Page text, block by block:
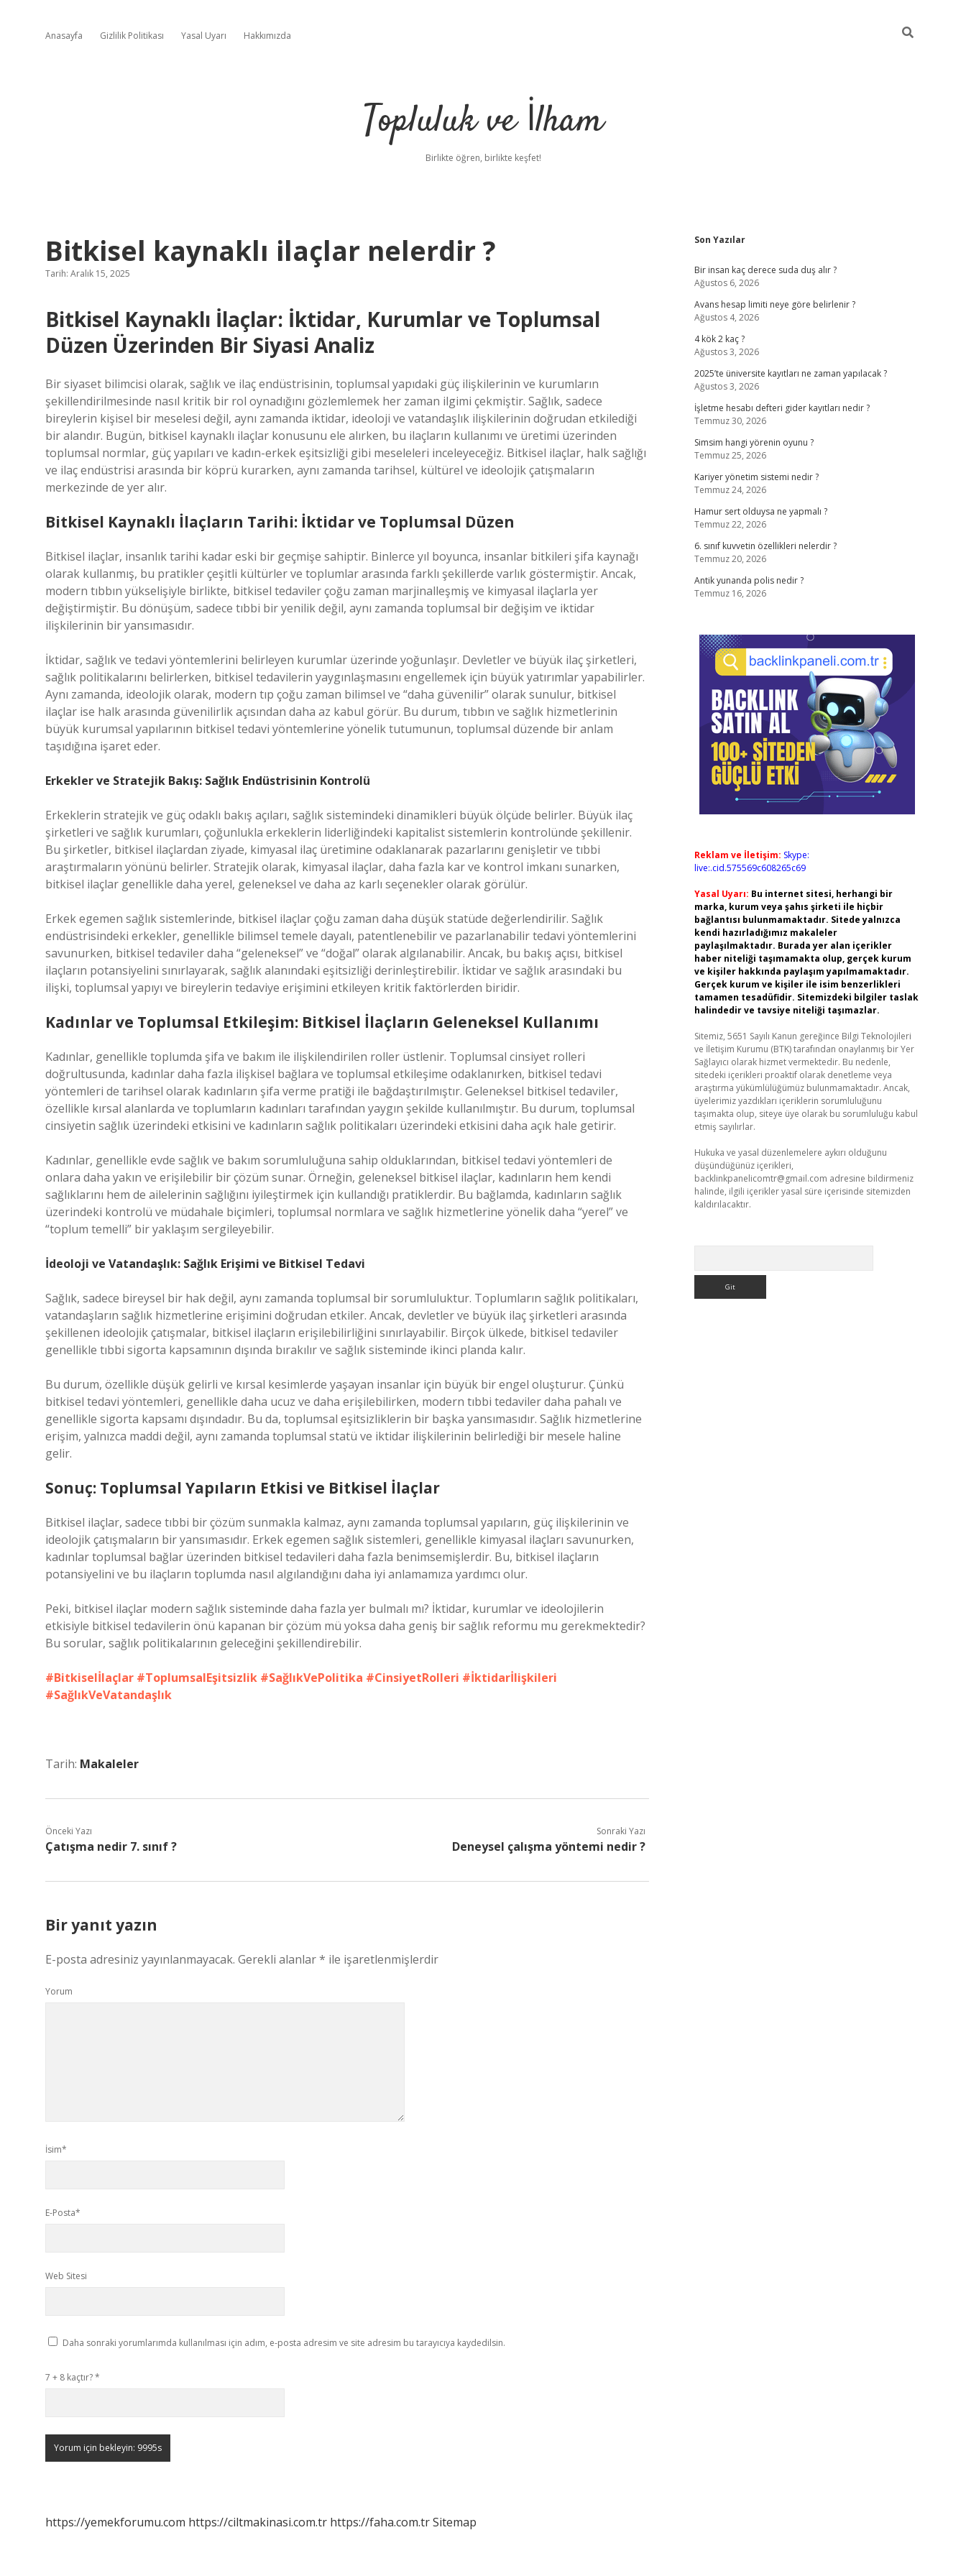
Anasayfa Gizlilik Politikası Yasal Uyarı Hakkımızda
Topluluk ve İlham
Birlikte öğren, birlikte keşfet!
Bitkisel kaynaklı ilaçlar nelerdir ?
Tarih: Aralık 15, 2025
Bitkisel Kaynaklı İlaçlar: İktidar, Kurumlar ve Toplumsal
Düzen Üzerinden Bir Siyasi Analiz
Bir siyaset bilimcisi olarak, sağlık ve ilaç endüstrisinin, toplumsal yapıdaki güç ilişkilerinin ve kurumların
şekillendirilmesinde nasıl kritik bir rol oynadığını gözlemlemek her zaman ilgimi çekmiştir. Sağlık, sadece
bireylerin kişisel bir meselesi değil, aynı zamanda iktidar, ideoloji ve vatandaşlık ilişkilerinin doğrudan etkilediği
bir alandır. Bugün, bitkisel kaynaklı ilaçlar konusunu ele alırken, bu ilaçların kullanımı ve üretimi üzerinden
toplumsal normlar, güç yapıları ve kadın-erkek eşitsizliği gibi meseleleri inceleyeceğiz. Bitkisel ilaçlar, halk sağlığı
ve ilaç endüstrisi arasında bir köprü kurarken, aynı zamanda tarihsel, kültürel ve ideolojik çatışmaların
merkezinde de yer alır.
Bitkisel Kaynaklı İlaçların Tarihi: İktidar ve Toplumsal Düzen
Bitkisel ilaçlar, insanlık tarihi kadar eski bir geçmişe sahiptir. Binlerce yıl boyunca, insanlar bitkileri şifa kaynağı
olarak kullanmış, bu pratikler çeşitli kültürler ve toplumlar arasında farklı şekillerde varlık göstermiştir. Ancak,
modern tıbbın yükselişiyle birlikte, bitkisel tedaviler çoğu zaman marjinalleşmiş ve kimyasal ilaçlarla yer
değiştirmiştir. Bu dönüşüm, sadece tıbbi bir yenilik değil, aynı zamanda toplumsal bir değişim ve iktidar
ilişkilerinin bir yansımasıdır.
İktidar, sağlık ve tedavi yöntemlerini belirleyen kurumlar üzerinde yoğunlaşır. Devletler ve büyük ilaç şirketleri,
sağlık politikalarını belirlerken, bitkisel tedavilerin yaygınlaşmasını engellemek için büyük yatırımlar yapabilirler.
Aynı zamanda, ideolojik olarak, modern tıp çoğu zaman bilimsel ve “daha güvenilir” olarak sunulur, bitkisel
ilaçlar ise halk arasında güvenilirlik açısından daha az kabul görür. Bu durum, tıbbın ve sağlık hizmetlerinin
büyük kurumsal yapılarının bitkisel tedavi yöntemlerine yönelik tutumunun, toplumsal düzende bir anlam
taşıdığına işaret eder.
Erkekler ve Stratejik Bakış: Sağlık Endüstrisinin Kontrolü
Erkeklerin stratejik ve güç odaklı bakış açıları, sağlık sistemindeki dinamikleri büyük ölçüde belirler. Büyük ilaç
şirketleri ve sağlık kurumları, çoğunlukla erkeklerin liderliğindeki kapitalist sistemlerin kontrolünde şekillenir.
Bu şirketler, bitkisel ilaçlardan ziyade, kimyasal ilaç üretimine odaklanarak pazarlarını genişletir ve tıbbi
araştırmaların yönünü belirler. Stratejik olarak, kimyasal ilaçlar, daha fazla kar ve kontrol imkanı sunarken,
bitkisel ilaçlar genellikle daha yerel, geleneksel ve daha az karlı seçenekler olarak görülür.
Erkek egemen sağlık sistemlerinde, bitkisel ilaçlar çoğu zaman daha düşük statüde değerlendirilir. Sağlık
endüstrisindeki erkekler, genellikle bilimsel temele dayalı, patentlenebilir ve pazarlanabilir tedavi yöntemlerini
savunurken, bitkisel tedaviler daha “geleneksel” ve “doğal” olarak algılanabilir. Ancak, bu bakış açısı, bitkisel
ilaçların potansiyelini sınırlayarak, sağlık alanındaki eşitsizliği derinleştirebilir. İktidar ve sağlık arasındaki bu
ilişki, toplumsal yapıyı ve bireylerin tedaviye erişimini etkileyen kritik faktörlerden biridir.
Kadınlar ve Toplumsal Etkileşim: Bitkisel İlaçların Geleneksel Kullanımı
Kadınlar, genellikle toplumda şifa ve bakım ile ilişkilendirilen roller üstlenir. Toplumsal cinsiyet rolleri
doğrultusunda, kadınlar daha fazla ilişkisel bağlara ve toplumsal etkileşime odaklanırken, bitkisel tedavi
yöntemleri de tarihsel olarak kadınların şifa verme pratiği ile bağdaştırılmıştır. Geleneksel bitkisel tedaviler,
özellikle kırsal alanlarda ve toplumların kadınları tarafından yaygın şekilde kullanılmıştır. Bu durum, toplumsal
cinsiyetin sağlık üzerindeki etkisini ve kadınların sağlık politikaları üzerindeki etkisini daha açık hale getirir.
Kadınlar, genellikle evde sağlık ve bakım sorumluluğuna sahip olduklarından, bitkisel tedavi yöntemleri de
onlara daha yakın ve erişilebilir bir çözüm sunar. Örneğin, geleneksel bitkisel ilaçlar, kadınların hem kendi
sağlıklarını hem de ailelerinin sağlığını iyileştirmek için kullandığı pratiklerdir. Bu bağlamda, kadınların sağlık
üzerindeki kontrolü ve müdahale biçimleri, toplumsal normlara ve sağlık hizmetlerine yönelik daha “yerel” ve
“toplum temelli” bir yaklaşım sergileyebilir.
İdeoloji ve Vatandaşlık: Sağlık Erişimi ve Bitkisel Tedavi
Sağlık, sadece bireysel bir hak değil, aynı zamanda toplumsal bir sorumluluktur. Toplumların sağlık politikaları,
vatandaşların sağlık hizmetlerine erişimini doğrudan etkiler. Ancak, devletler ve büyük ilaç şirketleri arasında
şekillenen ideolojik çatışmalar, bitkisel ilaçların erişilebilirliğini sınırlayabilir. Birçok ülkede, bitkisel tedaviler
genellikle tıbbi sigorta kapsamının dışında bırakılır ve sağlık sisteminde ikinci planda kalır.
Bu durum, özellikle düşük gelirli ve kırsal kesimlerde yaşayan insanlar için büyük bir engel oluşturur. Çünkü
bitkisel tedavi yöntemleri, genellikle daha ucuz ve daha erişilebilirken, modern tıbbi tedaviler daha pahalı ve
genellikle sigorta kapsamı dışındadır. Bu da, toplumsal eşitsizliklerin bir başka yansımasıdır. Sağlık hizmetlerine
erişim, yalnızca maddi değil, aynı zamanda toplumsal statü ve iktidar ilişkilerinin belirlediği bir mesele haline
gelir.
Sonuç: Toplumsal Yapıların Etkisi ve Bitkisel İlaçlar
Bitkisel ilaçlar, sadece tıbbi bir çözüm sunmakla kalmaz, aynı zamanda toplumsal yapıların, güç ilişkilerinin ve
ideolojik çatışmaların bir yansımasıdır. Erkek egemen sağlık sistemleri, genellikle kimyasal ilaçları savunurken,
kadınlar toplumsal bağlar üzerinden bitkisel tedavileri daha fazla benimsemişlerdir. Bu, bitkisel ilaçların
potansiyelini ve bu ilaçların toplumda nasıl algılandığını daha iyi anlamamıza yardımcı olur.
Peki, bitkisel ilaçlar modern sağlık sisteminde daha fazla yer bulmalı mı? İktidar, kurumlar ve ideolojilerin
etkisiyle bitkisel tedavilerin önü kapanan bir çözüm mü yoksa daha geniş bir sağlık reformu mu gerekmektedir?
Bu sorular, sağlık politikalarının geleceğini şekillendirebilir.
#Bitkiselİlaçlar #ToplumsalEşitsizlik #SağlıkVePolitika #CinsiyetRolleri #İktidarİlişkileri
#SağlıkVeVatandaşlık
Tarih: Makaleler
Önceki Yazı
Çatışma nedir 7. sınıf ?
Sonraki Yazı
Deneysel çalışma yöntemi nedir ?
Bir yanıt yazın
E-posta adresiniz yayınlanmayacak. Gerekli alanlar* ile işaretlenmişlerdir
Yorum
İsim*
E-Posta*
Web Sitesi
Daha sonraki yorumlarımda kullanılması için adım, e-posta adresim ve site adresim bu tarayıcıya kaydedilsin.
7 + 8 kaçtır?*
https://yemekforumu.com https://ciltmakinasi.com.tr https://faha.com.trSitemap
Sidebar
Son Yazılar
Bir insan kaç derece suda duş alır ?
Ağustos 6, 2026
Avans hesap limiti neye göre belirlenir ?
Ağustos 4, 2026
4 kök 2 kaç ?
Ağustos 3, 2026
2025’te üniversite kayıtları ne zaman yapılacak ?
Ağustos 3, 2026
İşletme hesabı defteri gider kayıtları nedir ?
Temmuz 30, 2026
Simsim hangi yörenin oyunu ?
Temmuz 25, 2026
Kariyer yönetim sistemi nedir ?
Temmuz 24, 2026
Hamur sert olduysa ne yapmalı ?
Temmuz 22, 2026
6. sınıf kuvvetin özellikleri nelerdir ?
Temmuz 20, 2026
Antik yunanda polis nedir ?
Temmuz 16, 2026
Reklam ve İletişim: Skype:
live:.cid.575569c608265c69
Yasal Uyarı: Bu internet sitesi, herhangi bir
marka, kurum veya şahıs şirketi ile hiçbir
bağlantısı bulunmamaktadır. Sitede yalnızca
kendi hazırladığımız makaleler
paylaşılmaktadır. Burada yer alan içerikler
haber niteliği taşımamakta olup, gerçek kurum
ve kişiler hakkında paylaşım yapılmamaktadır.
Gerçek kurum ve kişiler ile isim benzerlikleri
tamamen tesadüfidir. Sitemizdeki bilgiler taslak
halindedir ve tavsiye niteliği taşımazlar.
Sitemiz, 5651 Sayılı Kanun gereğince Bilgi Teknolojileri
ve İletişim Kurumu (BTK) tarafından onaylanmış bir Yer
Sağlayıcı olarak hizmet vermektedir. Bu nedenle,
sitedeki içerikleri proaktif olarak denetleme veya
araştırma yükümlülüğümüz bulunmamaktadır. Ancak,
üyelerimiz yazdıkları içeriklerin sorumluluğunu
taşımakta olup, siteye üye olarak bu sorumluluğu kabul
etmiş sayılırlar.
Hukuka ve yasal düzenlemelere aykırı olduğunu
düşündüğünüz içerikleri,
backlinkpanelicomtr@gmail.com adresine bildirmeniz
halinde, ilgili içerikler yasal süre içerisinde sitemizden
kaldırılacaktır.